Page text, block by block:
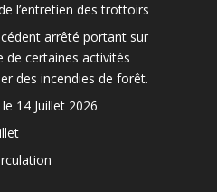
l’entretien des trottoirs
arrêté portant sur
de certaines activités
des incendies de forêt.
14 Juillet 2026